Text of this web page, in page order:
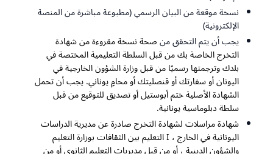
نسخة موقعة من البيان الرسمي (مطبوعة مباشرة من المنصة
الإلكترونية)
يجب أن يتم التحقق منصحة نسخة مقروءة منشهادة
التخرج الخاصة بك من قبل السلطة التعليمية المختصة في
بلدك وترجمتها رسميًا من قبل وزارة الشؤون الخارجية في
اليونان أو سفارتك أو قنصليتك أو محامٍ يوناني. يجب أن تحمل
الشهادة الأصلية ختم أبوستيل أو تصديق للتوقيع من قبل
سلطة دبلوماسية يونانية.
شهادة مراسلات لشهادة التخرج صادرة عن مديرية الدراسات
اليونانية في الخارج ، Ι التعليم بين الثقافات بوزارة التعليم